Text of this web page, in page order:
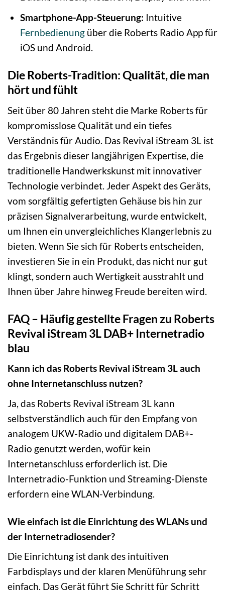
Smartphone-App-Steuerung: Intuitive
Fernbedienungüber die Roberts Radio App für
iOS und Android.
Die Roberts-Tradition: Qualität, die man
hört und fühlt
Seit über 80 Jahren steht die Marke Roberts für
kompromisslose Qualität und ein tiefes
Verständnis für Audio. Das Revival iStream 3L ist
das Ergebnis dieser langjährigen Expertise, die
traditionelle Handwerkskunst mit innovativer
Technologie verbindet. Jeder Aspekt des Geräts,
vom sorgfältig gefertigten Gehäuse bis hin zur
präzisen Signalverarbeitung, wurde entwickelt,
um Ihnen ein unvergleichliches Klangerlebnis zu
bieten. Wenn Sie sich für Roberts entscheiden,
investieren Sie in ein Produkt, das nicht nur gut
klingt, sondern auch Wertigkeit ausstrahlt und
Ihnen über Jahre hinweg Freude bereiten wird.
FAQ – Häufig gestellte Fragen zu Roberts
Revival iStream 3L DAB+ Internetradio
blau
Kann ich das Roberts Revival iStream 3L auch
ohne Internetanschluss nutzen?
Ja, das Roberts Revival iStream 3L kann
selbstverständlich auch für den Empfang von
analogem UKW-Radio und digitalem DAB+-
Radio genutzt werden, wofür kein
Internetanschluss erforderlich ist. Die
Internetradio-Funktion und Streaming-Dienste
erfordern eine WLAN-Verbindung.
Wie einfach ist die Einrichtung des WLANs und
der Internetradiosender?
Die Einrichtung ist dank des intuitiven
Farbdisplays und der klaren Menüführung sehr
einfach. Das Gerät führt Sie Schritt für Schritt